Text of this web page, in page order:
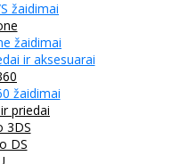
žaidimai
žaidimai
ir aksesuarai
žaidimai
priedai
3DS
DS